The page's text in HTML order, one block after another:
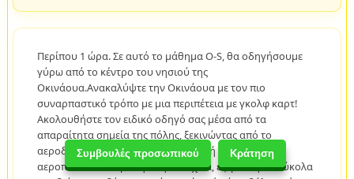
Συμβουλές προσωπικού Κράτηση
Περίπου 1 ώρα. Σε αυτό το μάθημα O-S, θα οδηγήσουμε
γύρω από το κέντρο του νησιού της
Οκινάουα.Ανακαλύψτε την Οκινάουα με τον πιο
συναρπαστικό τρόπο με μια περιπέτεια με γκολφ καρτ!
Ακολουθήστε τον ειδικό οδηγό σας μέσα από τα
απαραίτητα σημεία της πόλης, ξεκινώντας από το
αεροδρόμιο Νάχα για μια εκπληκτική θέα των
αεροπλάνων σε δράση. Στη συνέχεια, εξερευνήστε εύκολα